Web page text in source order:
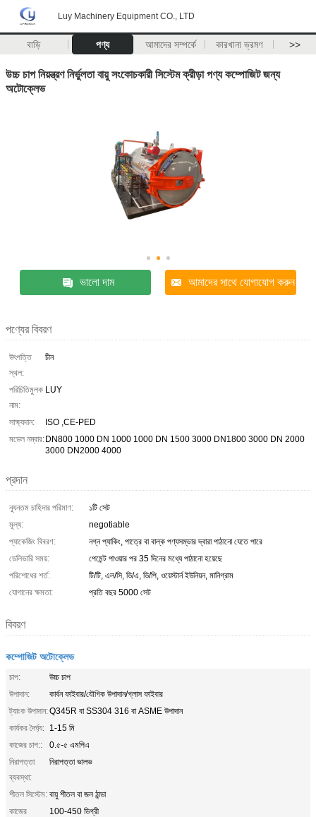
Luy Machinery Equipment CO., LTD
বাড়ি পণ্য আমাদের সম্পর্কে কারখানা ভ্রমণ >>
উচ্চ চাপ নিয়ন্ত্রণ নির্ভুলতা বায়ু সংকোচকারী সিস্টেম ক্রীড়া পণ্য কম্পোজিট জন্য
অটোক্লেভ
ভালো দাম আমাদের সাথে যোগাযোগ করুন
পণ্যের বিবরণ
উৎপত্তি
স্থল:
চীন
পরিচিতিমুলক
নাম:
LUY
সাক্ষ্যদান:
ISO ,CE-PED
মডেল নম্বার:DN800 1000 DN 1000 1000 DN 1500 3000 DN1800 3000 DN 2000
3000 DN2000 4000
প্রদান
ন্যূনতম চাহিদার পরিমাণ:
১টি সেট
মূল্য:
negotiable
প্যাকেজিং বিবরণ:
নগ্ন প্যাকিং, পাত্রে বা বাল্ক পণ্যসম্ভার দ্বারা পাঠানো যেতে পারে
ডেলিভারি সময়:
পেমেন্ট পাওয়ার পর 35 দিনের মধ্যে পাঠানো হয়েছে
পরিশোধের শর্ত:
টি/টি, এল/সি, ডি/এ, ডি/পি, ওয়েস্টার্ন ইউনিয়ন, মানিগ্রাম
যোগানের ক্ষমতা:
প্রতি বছর 5000 সেট
বিবরণ
কম্পোজিট অটোক্লেভ
চাপ:
উচ্চ চাপ
উপাদান:
কার্বন ফাইবার/যৌগিক উপাদান/গ্লাস ফাইবার
ট্যাংক উপাদান:Q345R বা SS304 316 বা ASME উপাদান
কার্যকর দৈর্ঘ্য: 1-15 মি
কাজের চাপ::
0.৫-৫ এমপিএ
নিরাপত্তা
ব্যবস্থা:
নিরাপত্তা ভালভ
শীতল সিস্টেম: বায়ু শীতল বা জল ঠান্ডা
কাজের
100-450 ডিগ্রী